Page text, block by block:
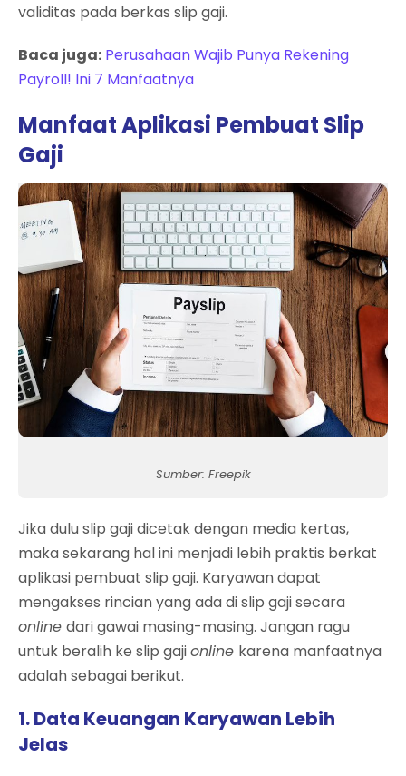
validitas pada berkas slip gaji.
Baca juga: Perusahaan Wajib Punya Rekening
Payroll! Ini 7 Manfaatnya
Manfaat Aplikasi Pembuat Slip
Gaji
Sumber: Freepik
Jika dulu slip gaji dicetak dengan media kertas,
maka sekarang hal ini menjadi lebih praktis berkat
aplikasi pembuat slip gaji. Karyawan dapat
mengakses rincian yang ada di slip gaji secara
online dari gawai masing-masing. Jangan ragu
untuk beralih ke slip gajionline karena manfaatnya
adalah sebagai berikut.
1. Data Keuangan Karyawan Lebih
Jelas